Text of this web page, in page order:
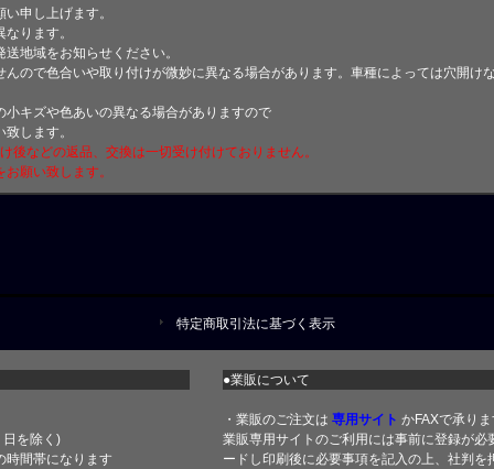
申し上げます。
ります。
地域をお知らせください。
ので色合いや取り付けが微妙に異なる場合があります。車種によっては穴開け
キズや色あいの異なる場合がありますので
します。
後などの返品、交換は一切受け付けておりません。
願い致します。
特定商取引法に基づく表示
●業販について
を除く)
時間帯になります
・業販のご注文は 専用サイト かFAXで承り
業販専用サイトのご利用には事前に登録が
ードし印刷後に必要事項を記入の上、社判を